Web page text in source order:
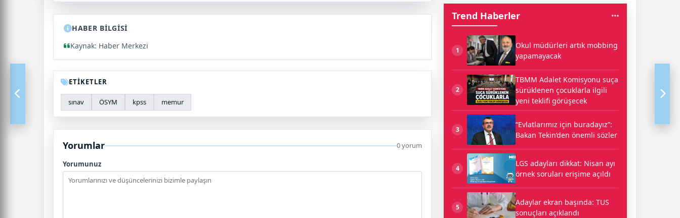
HABER BİLGİSİ
Kaynak: Haber Merkezi
ETİKETLER
sınav ÖSYM kpss memur
Yorumlar 0 yorum
Yorumunuz
Trend Haberler
1
Okul müdürleri artık mobbing
yapamayacak
2
TBMM Adalet Komisyonu suça
sürüklenen çocuklarla ilgili
yeni teklifi görüşecek
3
“Evlatlarımız için buradayız”:
Bakan Tekin’den önemli sözler
4
LGS adayları dikkat: Nisan ayı
örnek soruları erişime açıldı
5
Adaylar ekran başında: TUS
sonuçları açıklandı